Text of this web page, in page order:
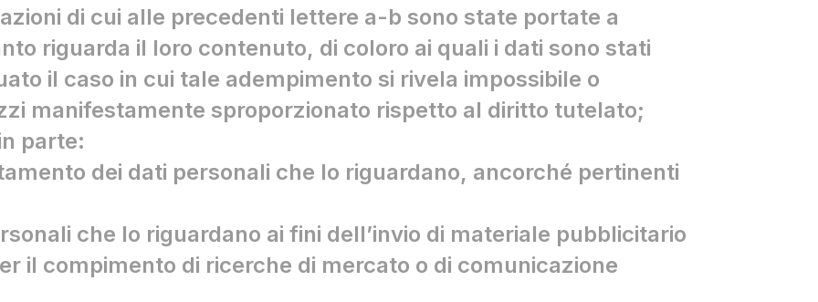
di cui alle precedenti lettere a-b sono state portate a
riguarda il loro contenuto, di coloro ai quali i dati sono stati
il caso in cui tale adempimento si rivela impossibile o
manifestamente sproporzionato rispetto al diritto tutelato;
parte:
dei dati personali che lo riguardano, ancorché pertinenti
che lo riguardano ai fini dell’invio di materiale pubblicitario
il compimento di ricerche di mercato o di comunicazione